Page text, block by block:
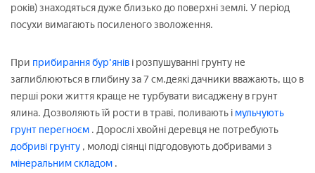
років) знаходяться дуже близько до поверхні землі. У період
посухи вимагають посиленого зволоження.
При прибирання бур'янів і розпушуванні грунту не
заглиблюються в глибину за 7 см.деякі дачники вважають, що в
перші роки життя краще не турбувати висаджену в грунт
ялина. Дозволяють їй рости в траві, поливають і мульчують
грунт перегноєм . Дорослі хвойні деревця не потребують
добриві грунту , молоді сіянці підгодовують добривами з
мінеральним складом .